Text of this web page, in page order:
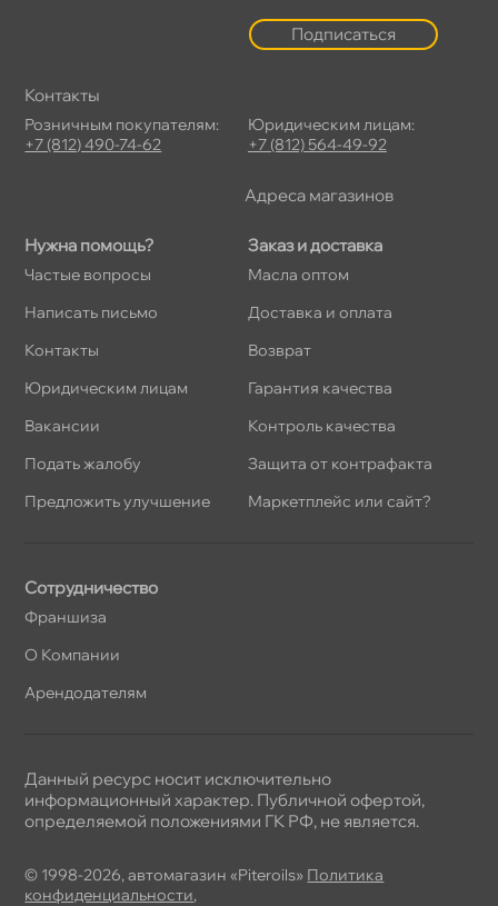
Нужна помощь?
Частые вопросы
Написать письмо
Контакты
Юридическим лицам
акансии
Подать жалобу
Предложить улучшение
Заказ и доставка
Масла оптом
Доставка и оплата
озврат
Гарантия качества
Контроль качества
Защита от контрафакта
Маркетплейс или сайт?
Подписаться
Сотрудничество
Франшиза
О Компании
Арендодателям
Контакты
Розничным покупателям:
+7 (812) 490-74-62
Юридическим лицам:
+7 (812) 564-49-92
Адреса магазино
© 1998-2026, автомагазин «Piteroils» Политика
конфиденциальности,
Данный ресурс носит исключительно
информационный характер. Публичной офертой,
определяемой положениями ГК РФ, не является.